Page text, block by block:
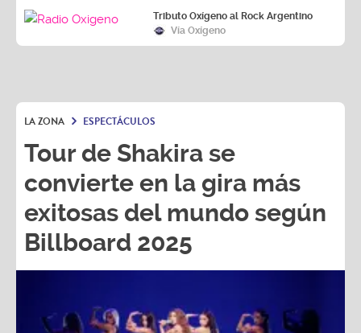
Tributo Oxígeno al Rock Argentino
Vía Oxígeno
LA ZONA ESPECTÁCULOS
Tour de Shakira se
convierte en la gira más
exitosas del mundo según
Billboard 2025